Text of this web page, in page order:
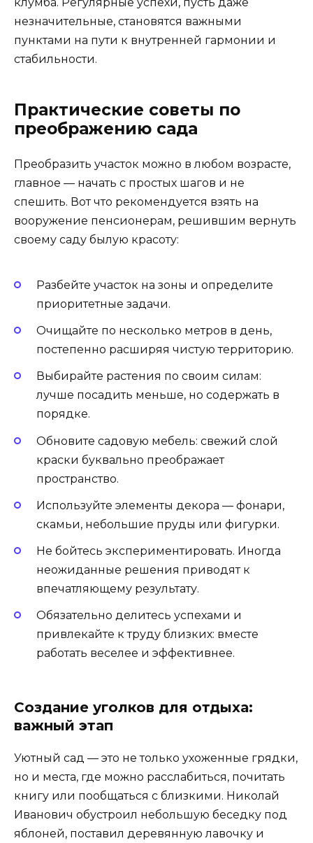
незначительные, становятся важными
пунктами на пути к внутренней гармонии и
стабильности.
Практические советы по
преображению сада
Преобразить участок можно в любом возрасте,
главное — начать с простых шагов и не
спешить. Вот что рекомендуется взять на
вооружение пенсионерам, решившим вернуть
своему саду былую красоту:
Разбейте участок на зоны и определите
приоритетные задачи.
Очищайте по несколько метров в день,
постепенно расширяя чистую территорию.
Выбирайте растения по своим силам:
лучше посадить меньше, но содержать в
порядке.
Обновите садовую мебель: свежий слой
краски буквально преображает
пространство.
Используйте элементы декора — фонари,
скамьи, небольшие пруды или фигурки.
Не бойтесь экспериментировать. Иногда
неожиданные решения приводят к
впечатляющему результату.
Обязательно делитесь успехами и
привлекайте к труду близких: вместе
работать веселее и эффективнее.
Создание уголков для отдыха:
важный этап
Уютный сад — это не только ухоженные грядки,
но и места, где можно расслабиться, почитать
книгу или пообщаться с близкими. Николай
Иванович обустроил небольшую беседку под
яблоней, поставил деревянную лавочку и